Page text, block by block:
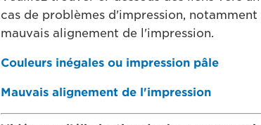
cas de problèmes d'impression,
mauvais alignement de l'impression.
Couleurs inégales ou impression pâle
Mauvais alignement de l'impression